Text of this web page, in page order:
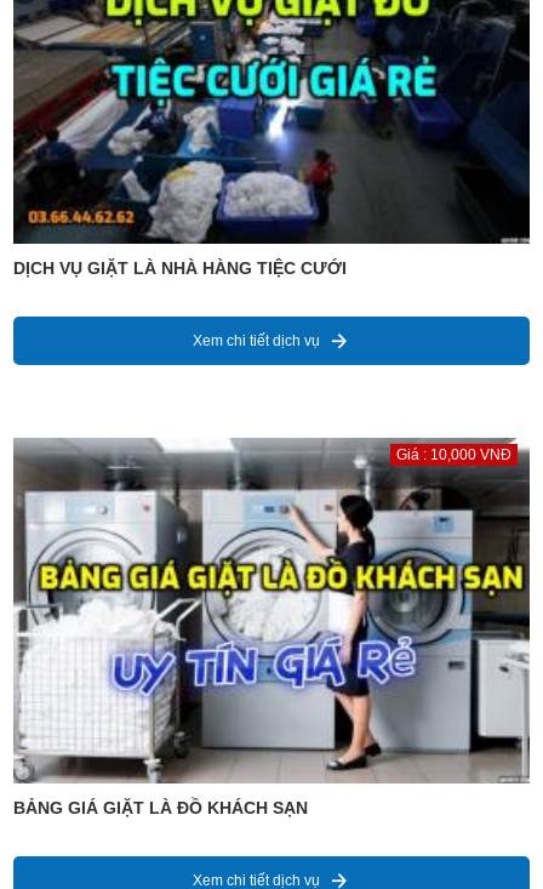
DỊCH VỤ GIẶT LÀ NHÀ HÀNG TIỆC CƯỚI
Xem chi tiết dịch vụ
Giá : 10,000 VNĐ
BẢNG GIÁ GIẶT LÀ ĐỒ KHÁCH SẠN
Xem chi tiết dịch vụ